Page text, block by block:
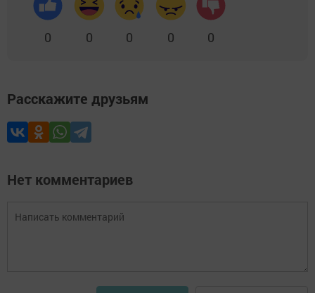
0 0 0 0 0
Расскажите друзьям
Нет комментариев